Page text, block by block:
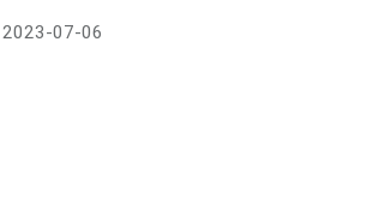
2023-07-06